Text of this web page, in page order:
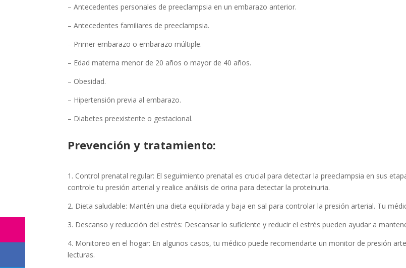
– Antecedentes personales de preeclampsia en un embarazo anterior.
– Antecedentes familiares de preeclampsia.
– Primer embarazo o embarazo múltiple.
– Edad materna menor de 20 años o mayor de 40 años.
– Obesidad.
– Hipertensión previa al embarazo.
– Diabetes preexistente o gestacional.
Prevención y tratamiento:
1. Control prenatal regular: El seguimiento prenatal es crucial para detectar la preeclampsia en sus
controle tu presión arterial y realice análisis de orina para detectar la proteinuria.
2. Dieta saludable: Mantén una dieta equilibrada y baja en sal para controlar la presión arterial. Tu
3. Descanso y reducción del estrés: Descansar lo suficiente y reducir el estrés pueden ayudar a
4. Monitoreo en el hogar: En algunos casos, tu médico puede recomendarte un monitor de presión
lecturas.